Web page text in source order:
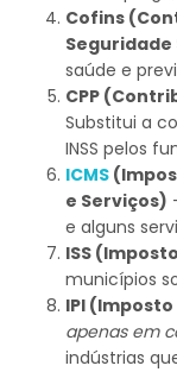
Cofins
Seguridade
saúde e
CPP
Substitui a
INSS pelos
ICMS
e Serviços)
e alguns
ISS
municípios
IPI
apenas em
indústrias